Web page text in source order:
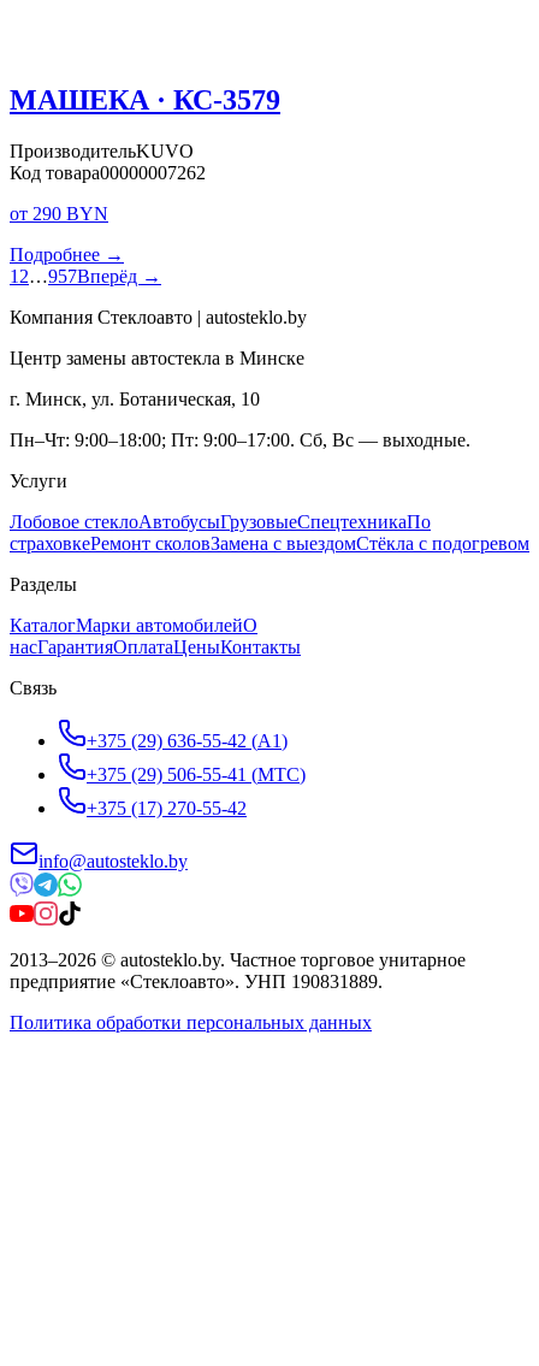
МАШЕКА · КС-3579
ПроизводительKUVO
Код товара00000007262
от 290 BYN
Подробнее →
1 2…957Вперёд →
Компания Стеклоавто | autosteklo.by
Центр замены автостекла в Минске
г. Минск, ул. Ботаническая, 10
Пн–Чт: 9:00–18:00; Пт: 9:00–17:00. Сб, Вс — выходные.
Услуги
Лобовое стеклоАвтобусыГрузовыеСпецтехникаПо
страховкеРемонт сколовЗамена с выездомСтёкла с подогревом
Разделы
КаталогМарки автомобилейО
насГарантияОплатаЦеныКонтакты
Связь
+375 (29) 636-55-42 (A1)
+375 (29) 506-55-41 (МТС)
+375 (17) 270-55-42
info@autosteklo.by
2013–2026 © autosteklo.by. Частное торговое унитарное
предприятие «Стеклоавто». УНП 190831889.
Политика обработки персональных данных